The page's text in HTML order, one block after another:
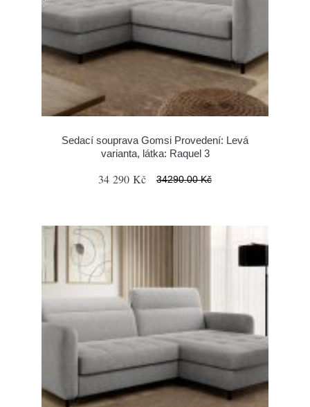
Sedací souprava Gomsi Provedení: Levá
varianta, látka: Raquel 3
34 290 Kč 34290.00 Kč